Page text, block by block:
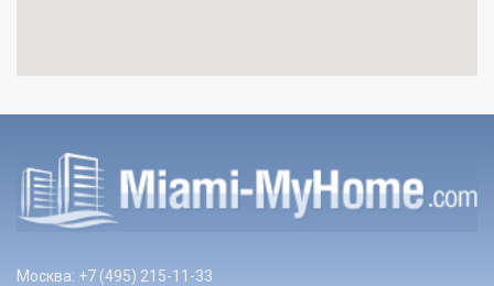
Москва: +7 (495) 215-11-33